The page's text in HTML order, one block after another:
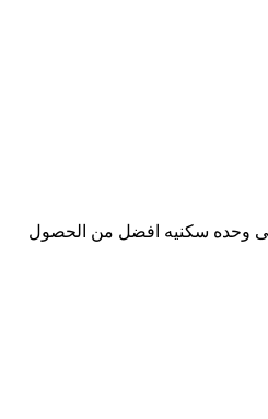
وحده سكنيه افضل من الحصول